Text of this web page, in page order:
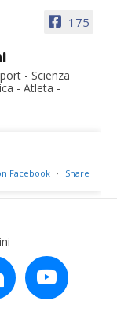
175
- Scienza
- Atleta -
Facebook · Share
youtube